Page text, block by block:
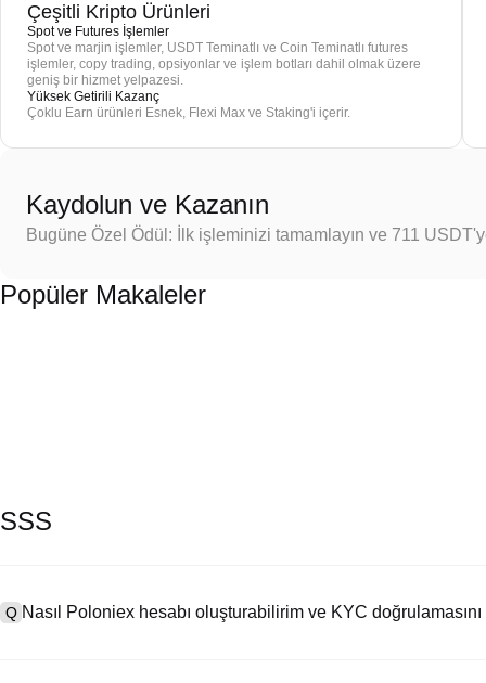
Çeşitli Kripto Ürünleri
Spot ve Futures İşlemler
Spot ve marjin işlemler, USDT Teminatlı ve Coin Teminatlı futures
işlemler, copy trading, opsiyonlar ve işlem botları dahil olmak üzere
geniş bir hizmet yelpazesi.
Yüksek Getirili Kazanç
Çoklu Earn ürünleri Esnek, Flexi Max ve Staking'i içerir.
Kaydolun ve Kazanın
Bugüne Özel Ödül: İlk işleminizi tamamlayın ve 711
Popüler Makaleler
SSS
Q Nasıl Poloniex hesabı oluşturabilirim ve KYC